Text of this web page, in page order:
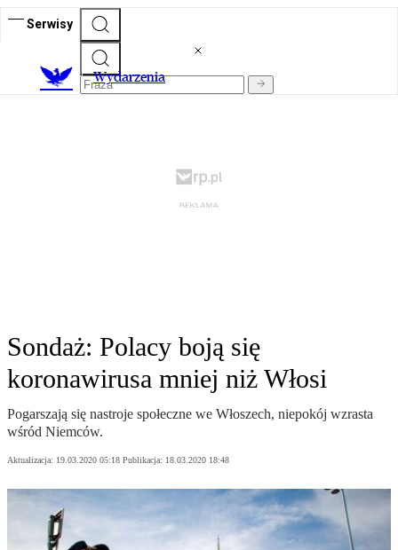
Serwisy
Wydarzenia
Sondaż: Polacy boją się
koronawirusa mniej niż Włosi
Pogarszają się nastroje społeczne we Włoszech, niepokój wzrasta
wśród Niemców.
Aktualizacja: 19.03.2020 05:18 Publikacja: 18.03.2020 18:48